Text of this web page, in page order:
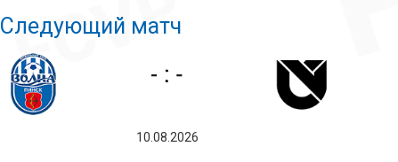
Следующий матч
10.08.2026